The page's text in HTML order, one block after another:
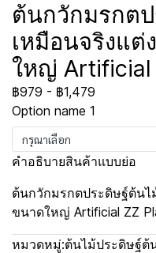
ต้นกวักมรกต
เหมือนจริงแ
ใหญ่ Artificial
฿979 - ฿1,479
Option name 1
กรุณาเลือก
คำอธิบายสินค้าแบบย่อ
ต้นกวักมรกตประดิษฐ์ต้นไ
ขนาดใหญ่ Artificial ZZ
หมวดหมู่:ต้นไม้ประดิษฐ์ต้